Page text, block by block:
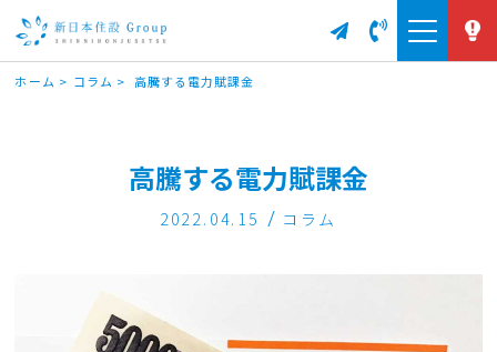
ホーム > コラム > 高騰する電力賦課金
高騰する電力賦課金
2022.04.15 コラム